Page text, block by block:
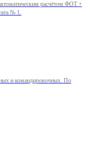
расчётом ФОТ +
№ 1.
и командировочных. По